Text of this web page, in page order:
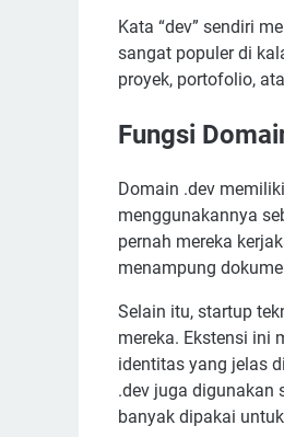
Kata “dev” sendiri
sangat populer di
proyek, portofolio,
Fungsi
Domain .dev
menggunakannya
pernah mereka
menampung
Selain itu, startup
mereka. Ekstensi ini
identitas yang jelas
.dev juga digunakan
banyak dipakai